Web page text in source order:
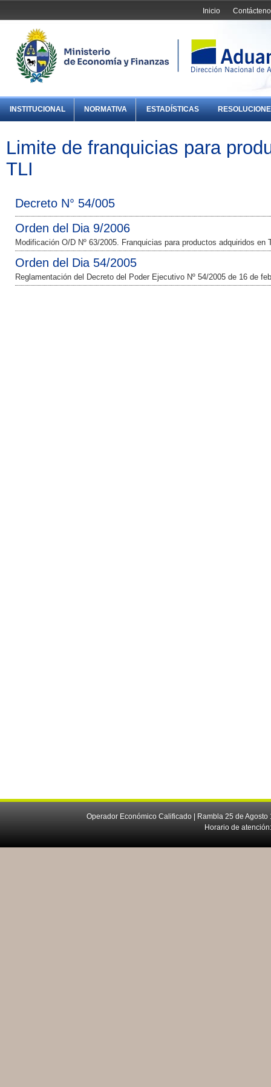
Inicio
INSTITUCIONAL NORMATIVA ESTADÍSTICAS
Limite de franquicias para
TLI
Decreto N° 54/005
Orden del Dia 9/2006
Modificación O/D Nº 63/2005. Franquicias para productos adquiridos en
Orden del Dia 54/2005
Reglamentación del Decreto del Poder Ejecutivo Nº 54/2005 de 16 de
Operador Económico Calificado | Rambla 25 de
Horario de